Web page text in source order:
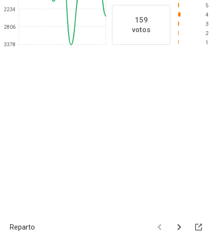
2234
2806
3378
159
votos
5
4
3
2
1
Reparto